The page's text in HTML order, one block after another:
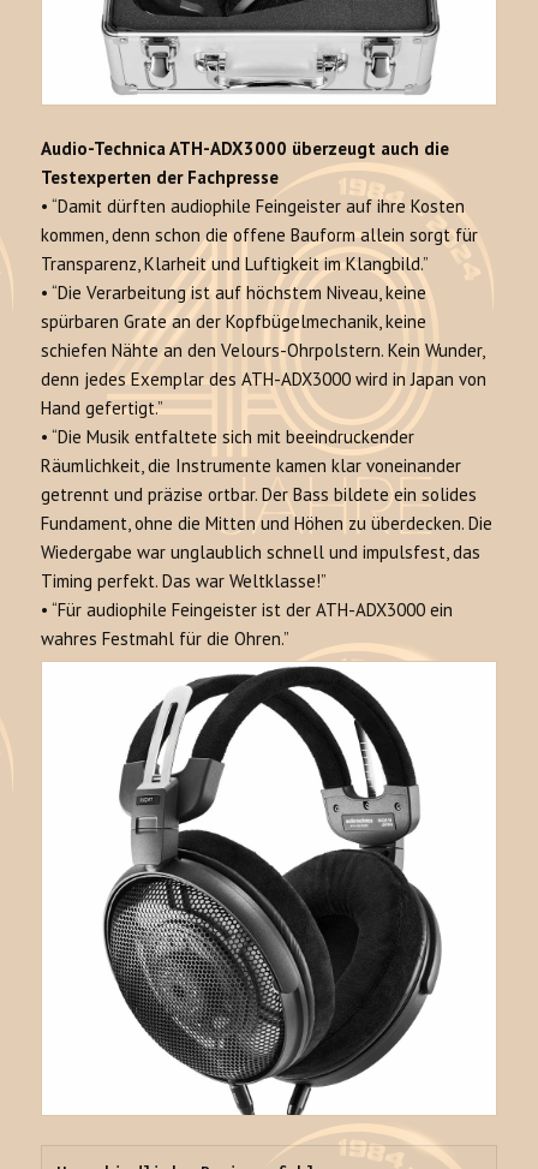
Audio-Technica ATH-ADX3000 überzeugt auch die
Testexperten der Fachpresse
•“Damit dürften audiophile Feingeister auf ihre Kosten
kommen, denn schon die offene Bauform allein sorgt für
Transparenz, Klarheit und Luftigkeit im Klangbild.”
•“Die Verarbeitung ist auf höchstem Niveau, keine
spürbaren Grate an der Kopfbügelmechanik, keine
schiefen Nähte an den Velours-Ohrpolstern. Kein Wunder,
denn jedes Exemplar des ATH-ADX3000 wird in Japan von
Hand gefertigt.”
•“Die Musik entfaltete sich mit beeindruckender
Räumlichkeit, die Instrumente kamen klar voneinander
getrennt und präzise ortbar. Der Bass bildete ein solides
Fundament, ohne die Mitten und Höhen zu überdecken. Die
Wiedergabe war unglaublich schnell und impulsfest, das
Timing perfekt. Das war Weltklasse!”
•“Für audiophile Feingeister ist der ATH-ADX3000 ein
wahres Festmahl für die Ohren.”